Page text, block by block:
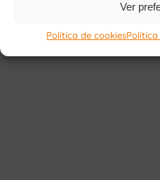
Ver
Política de cookies